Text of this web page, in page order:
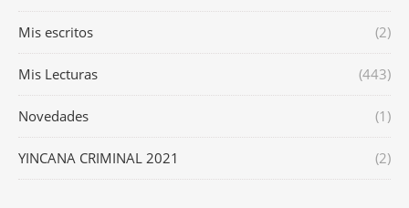
Mis escritos (2)
Mis Lecturas (443)
Novedades (1)
YINCANA CRIMINAL 2021 (2)